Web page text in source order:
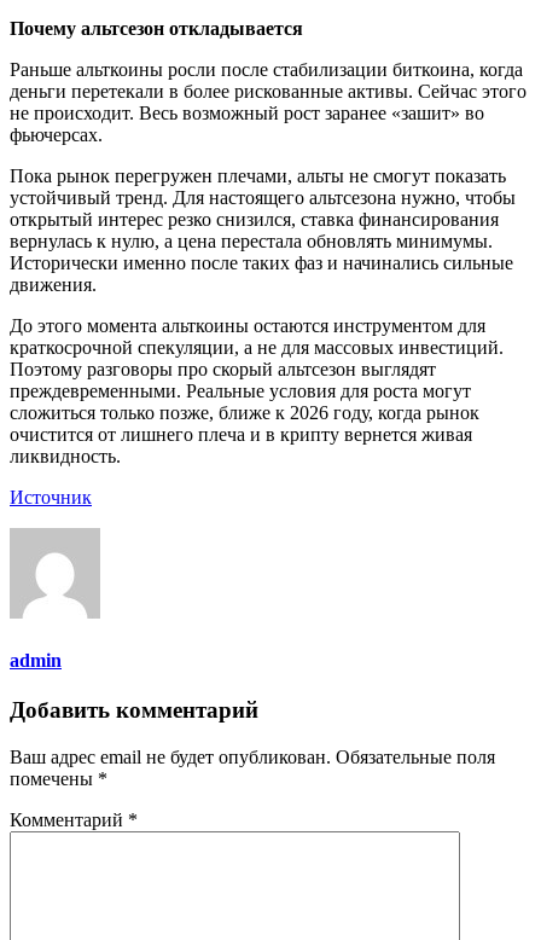
Почему альтсезон откладывается
Раньше альткоины росли после стабилизации биткоина, когда
деньги перетекали в более рискованные активы. Сейчас этого
не происходит. Весь возможный рост заранее «зашит» во
фьючерсах.
Пока рынок перегружен плечами, альты не смогут показать
устойчивый тренд. Для настоящего альтсезона нужно, чтобы
открытый интерес резко снизился, ставка финансирования
вернулась к нулю, а цена перестала обновлять минимумы.
Исторически именно после таких фаз и начинались сильные
движения.
До этого момента альткоины остаются инструментом для
краткосрочной спекуляции, а не для массовых инвестиций.
Поэтому разговоры про скорый альтсезон выглядят
преждевременными. Реальные условия для роста могут
сложиться только позже, ближе к 2026 году, когда рынок
очистится от лишнего плеча и в крипту вернется живая
ликвидность.
Источник
admin
Добавить комментарий
Ваш адрес email не будет опубликован. Обязательные поля
помечены *
Комментарий *